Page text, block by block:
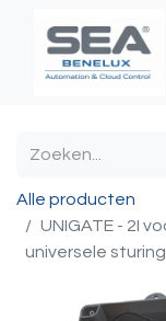
Alle producten
UNIGATE - 2I
universele